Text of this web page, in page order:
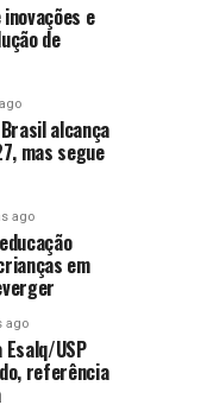
e
de
alcança
mas segue
ago
em
ago
USP
referência